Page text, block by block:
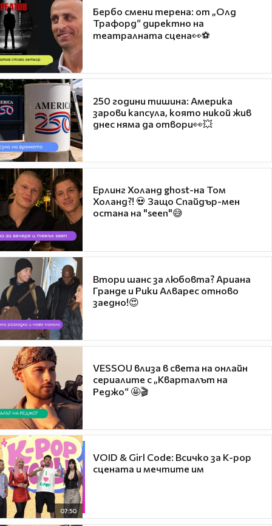
Бербо смени терена: от „Олд
Трафорд“ директно на
театралната сцена👀⚽
250 години тишина: Америка
зарови капсула, която никой жив
днес няма да отвори👀💥
Ерлинг Холанд ghost-на Том
Холанд?! 💀 Защо Спайдър-мен
остана на "seen"😅
Втори шанс за любовта? Ариана
Гранде и Рики Алварес отново
заедно!😍
VESSOU влиза в света на онлайн
сериалите с „Кварталът на
Реджо“ 🤩🎬
07:50
VOID & Girl Code: Всичко за K-pop
сцената и мечтите им